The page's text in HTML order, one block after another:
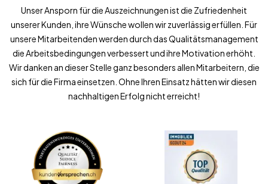
Unser Ansporn für die Auszeichnungen ist die Zufriedenheit
unserer Kunden, ihre Wünsche wollen wir zuverlässig erfüllen. Für
unsere Mitarbeitenden werden durch das Qualitätsmanagement
die Arbeitsbedingungen verbessert und ihre Motivation erhöht.
Wir danken an dieser Stelle ganz besonders allen Mitarbeitern, die
sich für die Firma einsetzen. Ohne Ihren Einsatz hätten wir diesen
nachhaltigen Erfolg nicht erreicht!